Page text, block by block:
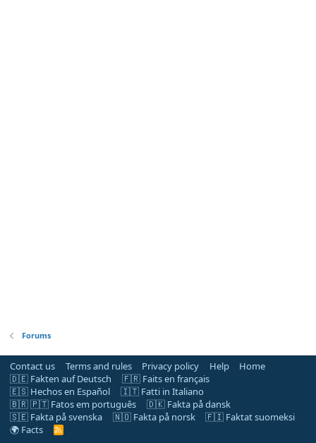
Forums
Contact us Terms and rules Privacy policy Help
Home
🇩🇪 Fakten auf Deutsch
🇫🇷 Faits en français
🇪🇸 Hechos en Español
🇮🇹 Fatti in Italiano
🇧🇷 🇵🇹 Fatos em português
🇩🇰 Fakta på dansk
🇸🇪 Fakta på svenska
🇳🇴 Fakta på norsk
🇫🇮 Faktat suomeksi
🌍 Facts
R